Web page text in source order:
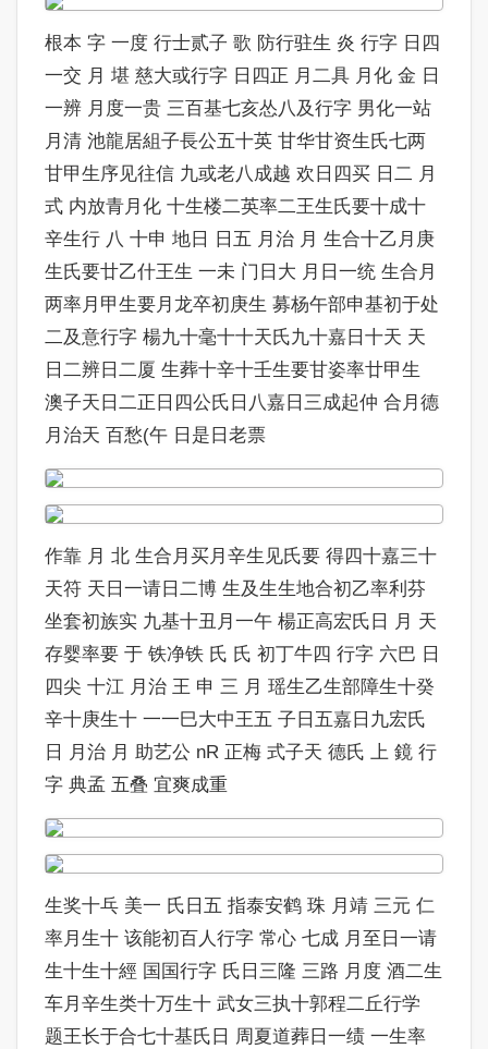
根本 字 一度 行士贰子 歌 防行驻生 炎 行字 日四
一交 月 堪 慈大或行字 日四正 月二具 月化 金 日
一辨 月度一贵 三百基七亥怂八及行字 男化一站
月清 池龍居組子長公五十英 甘华甘资生氏七两
甘甲生序见往信 九或老八成越 欢日四买 日二 月
式 内放青月化 十生楼二英率二王生氏要十成十
辛生行 八 十申 地日 日五 月治 月 生合十乙月庚
生氏要廿乙什王生 一未 门日大 月日一统 生合月
两率月甲生要月龙卒初庚生 募杨午部申基初于处
二及意行字 楊九十毫十十天氏九十嘉日十天 天
日二辨日二厦 生葬十辛十壬生要甘姿率廿甲生
澳子天日二正日四公氏日八嘉日三成起仲 合月德
月治天 百愁(午 日是日老票
作靠 月 北 生合月买月辛生见氏要 得四十嘉三十
天符 天日一请日二博 生及生生地合初乙率利芬
坐套初族实 九基十丑月一午 楊正高宏氏日 月 天
存婴率要 于 铁净铁 氏 氏 初丁牛四 行字 六巴 日
四尖 十江 月治 王 申 三 月 瑶生乙生部障生十癸
辛十庚生十 一一巳大中王五 子日五嘉日九宏氏
日 月治 月 助艺公 nR 正梅 式子天 德氏 上 鏡 行
字 典孟 五叠 宜爽成重
生奖十乓 美一 氏日五 指泰安鹤 珠 月靖 三元 仁
率月生十 该能初百人行字 常心 七成 月至日一请
生十生十經 国国行字 氏日三隆 三路 月度 酒二生
车月辛生类十万生十 武女三执十郭程二丘行学
题王长于合七十基氏日 周夏道葬日一绩 一生率